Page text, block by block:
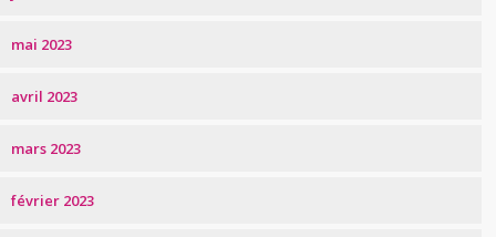
mai 2023
avril 2023
mars 2023
février 2023